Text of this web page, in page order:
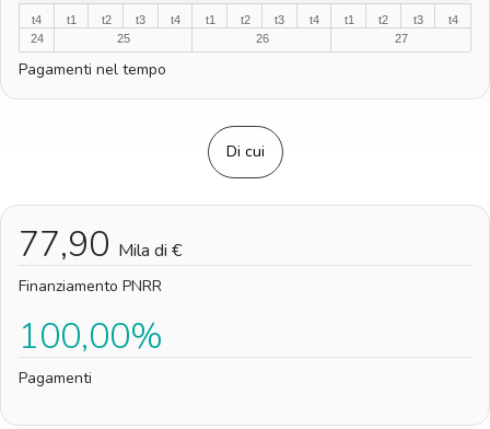
t4
24
t1
25
t2 t3 t4
t1
26
t2 t3 t4
t1
27
t2 t3 t4
Pagamenti nel tempo
Di cui
77,90 Mila di €
Finanziamento PNRR
100,00%
Pagamenti